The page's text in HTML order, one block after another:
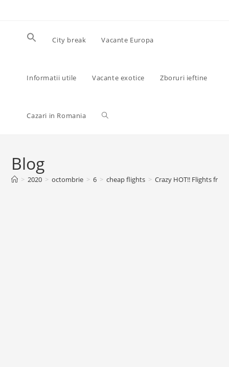
City break Vacante Europa
Informatii utile Vacante exotice Zboruri ieftine
Cazari in Romania Toggle
Blog
> 2020 > octombrie > 6 > cheap flights > Crazy HOT!! Flights